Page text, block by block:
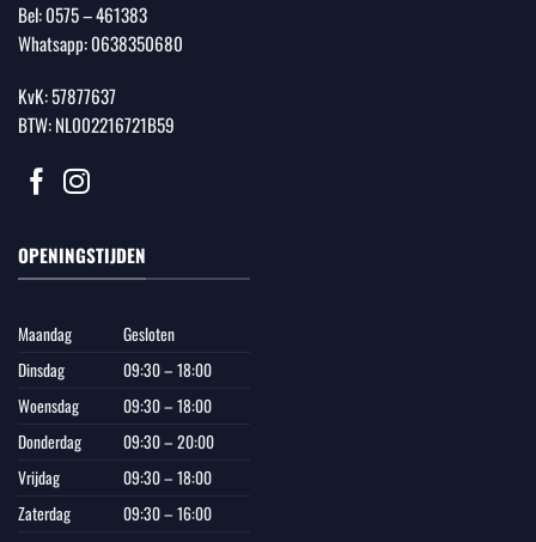
Bel:0575 – 461383
Whatsapp:0638350680
KvK: 57877637
BTW: NL002216721B59
OPENINGSTIJDEN
Maandag
Gesloten
Dinsdag
09:30 – 18:00
Woensdag
09:30 – 18:00
Donderdag
09:30 – 20:00
Vrijdag
09:30 – 18:00
Zaterdag
09:30 – 16:00